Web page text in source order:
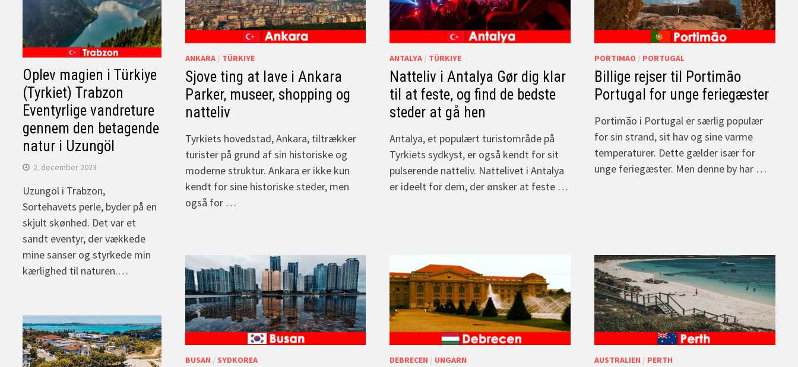
ANKARA/ TÜRKIYE
Sjove ting at lave i Ankara
Parker, museer, shopping og
natteliv
Tyrkiets hovedstad, Ankara, tiltrækker
turister på grund af sin historiske og
moderne struktur. Ankara er ikke kun
kendt for sine historiske steder, men
også for …
ANTALYA / TÜRKIYE
Natteliv i Antalya Gør dig klar
til at feste, og find de bedste
steder at gå hen
Antalya, et populært turistområde på
Tyrkiets sydkyst, er også kendt for sit
pulserende natteliv. Nattelivet i Antalya
er ideelt for dem, der ønsker at feste …
PORTIMAO / PORTUGAL
Billige rejser til Portimão
Portugal for unge feriegæster
Portimão i Portugal er særlig populær
for sin strand, sit hav og sine varme
temperaturer. Dette gælder især for
unge feriegæster. Men denne by har …
BUSAN / SYDKOREA DEBRECEN / UNGARN AUSTRALIEN / PERTH
Oplev magien i Türkiye
(Tyrkiet) Trabzon
Eventyrlige vandreture
gennem den betagende
natur i Uzungöl
2. december 2023
Uzungöl i Trabzon,
Sortehavets perle, byder på en
skjult skønhed. Det var et
sandt eventyr, der vækkede
mine sanser og styrkede min
kærlighed til naturen.…